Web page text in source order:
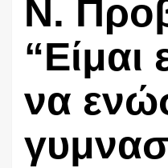
Ν.
“Είμαι
να